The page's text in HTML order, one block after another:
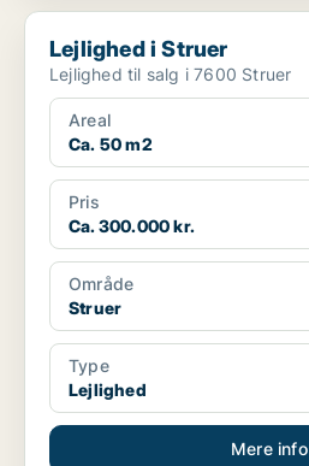
Lejlighed i Struer
Lejlighed i Struer
Lejlighed til salg i 7600 Struer
Areal
Ca. 50 m2
Pris
Ca. 300.000 kr.
Område
Struer
Type
Lejlighed
Mere info